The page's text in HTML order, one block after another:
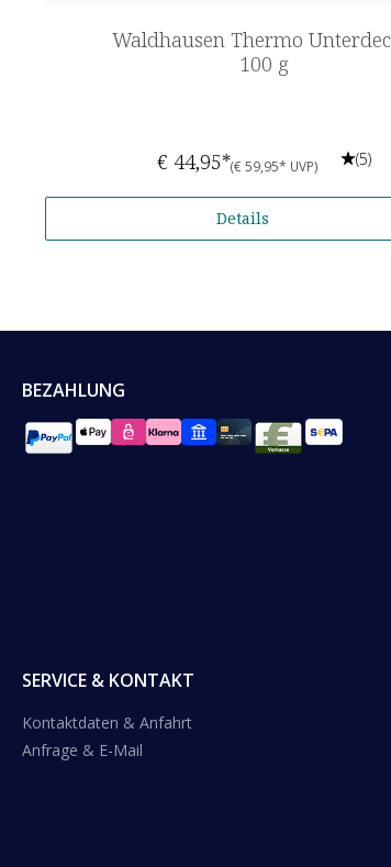
Waldhausen Thermo
100 g
€ 44,95*(€ 59,95* UVP) (5)
Details
BEZAHLUNG
SERVICE & KONTAKT
Kontaktdaten & Anfahrt
Anfrage & E-Mail